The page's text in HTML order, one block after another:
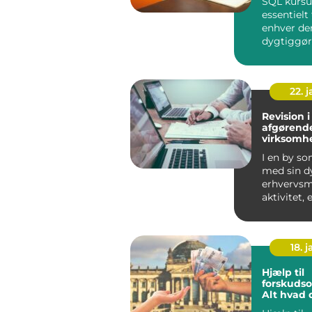
enhver
data...
22.
Revision
I en by
med sin
aktivitet,
18.
Hjælp til
Alt hvad